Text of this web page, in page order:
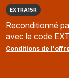
EXTRA15R
Reconditionné
avec le code
Conditions de